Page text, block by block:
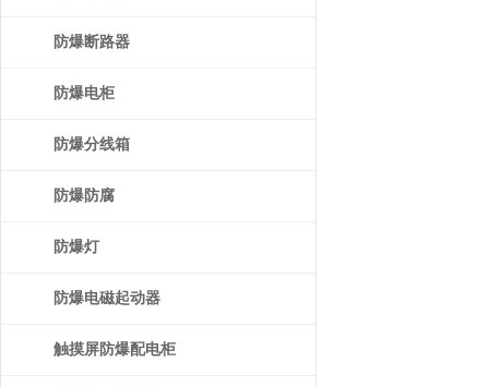
防爆断路器
防爆电柜
防爆分线箱
防爆防腐
防爆灯
防爆电磁起动器
触摸屏防爆配电柜